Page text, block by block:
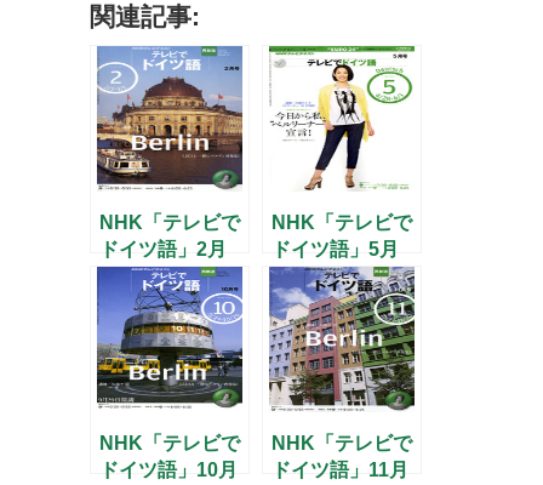
関連記事:
NHK「テレビで
ドイツ語」2月
NHK「テレビで
ドイツ語」5月
号
NHK「テレビで
ドイツ語」10月
NHK「テレビで
ドイツ語」11月